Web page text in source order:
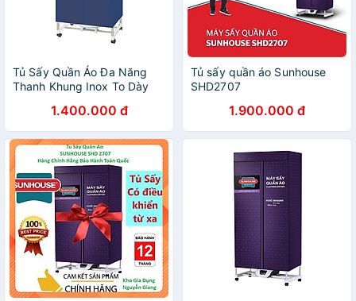
Tủ Sấy Quần Áo Đa Năng
Thanh Khung Inox To Dày
Màu Ngẫu Nhiên - Hàng
Chính Hãng
1.400.000 đ
Tủ sấy quần áo Sunhouse
SHD2707
1.900.000 đ